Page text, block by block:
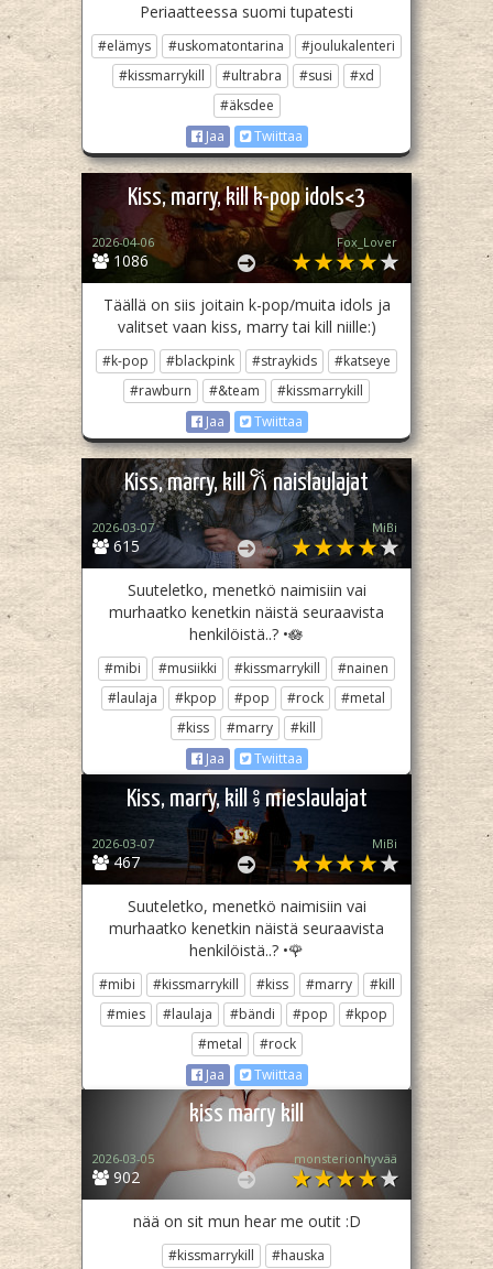
Periaatteessa suomi tupatesti
#elämys #uskomatontarina
#joulukalenteri
#kissmarrykill
#ultrabra #susi
#xd
#äksdee
Jaa
Twiittaa
Kiss, marry, kill k-pop idols<3
1086
2026-04-06 Fox_Lover
Täällä on siis joitain k-pop/muita idols ja
valitset vaan kiss, marry tai kill niille:)
#k-pop #blackpink #straykids
#katseye
#rawburn
#&team
#kissmarrykill
Jaa
Twiittaa
Kiss, marry, kill 𐙚 naislaulajat
615
2026-03-07 MiBi
Suuteletko, menetkö naimisiin vai
murhaatko kenetkin näistä seuraavista
henkilöistä..? •🪷
#mibi #musiikki #kissmarrykill
#nainen
#laulaja
#kpop #pop #rock
#metal
#kiss
#marry
#kill
Jaa
Twiittaa
Kiss, marry, kill ⨾ mieslaulajat
467
2026-03-07 MiBi
Suuteletko, menetkö naimisiin vai
murhaatko kenetkin näistä seuraavista
henkilöistä..? •🌹
#mibi #kissmarrykill #kiss #marry
#kill
#mies
#laulaja #bändi #pop
#kpop
#metal
#rock
Jaa
Twiittaa
kiss marry kill
902
2026-03-05 monsterionhyvää
nää on sit mun hear me outit :D
#kissmarrykill #hauska